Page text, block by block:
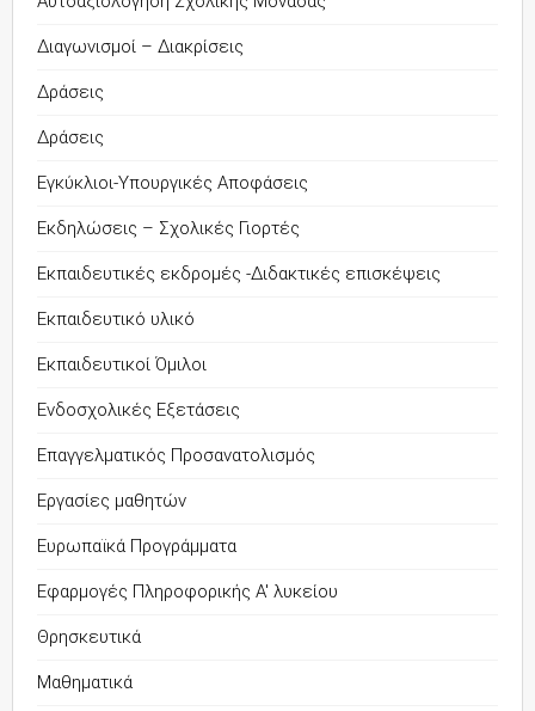
Διαγωνισμοί – Διακρίσεις
Δράσεις
Δράσεις
Εγκύκλιοι-Υπουργικές Αποφάσεις
Εκδηλώσεις – Σχολικές Γιορτές
Εκπαιδευτικές εκδρομές -Διδακτικές επισκέψεις
Εκπαιδευτικό υλικό
Εκπαιδευτικοί Όμιλοι
Ενδοσχολικές Εξετάσεις
Επαγγελματικός Προσανατολισμός
Εργασίες μαθητών
Ευρωπαϊκά Προγράμματα
Εφαρμογές Πληροφορικής Α' λυκείου
Θρησκευτικά
Μαθηματικά